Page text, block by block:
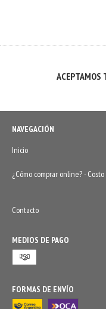
ACEPTAMOS
NAVEGACIÓN
Inicio
¿Cómo comprar online? -
Contacto
MEDIOS DE PAGO
FORMAS DE ENVÍO